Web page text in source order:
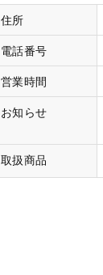
住所
電話番号
営業時間
お知らせ
取扱商品